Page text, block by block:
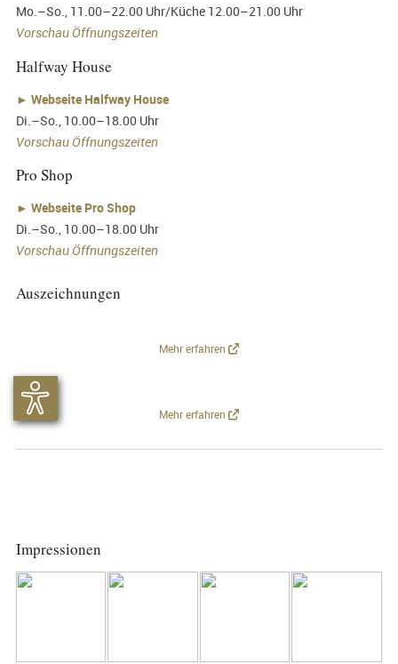
Mo.–So., 11.00–22.00 Uhr/Küche 12.00–21.00 Uhr
Vorschau Öffnungszeiten
Halfway House
► Webseite Halfway House
Di.–So., 10.00–18.00 Uhr
Vorschau Öffnungszeiten
Pro Shop
► Webseite Pro Shop
Di.–So., 10.00–18.00 Uhr
Vorschau Öffnungszeiten
Auszeichnungen
Mehr erfahren
Mehr erfahren
Impressionen